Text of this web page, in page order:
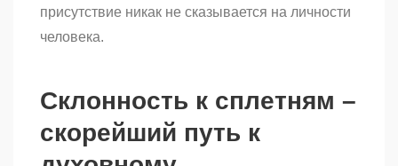
присутствие никак не сказывается на личности
человека.
Склонность к сплетням –
скорейший путь к